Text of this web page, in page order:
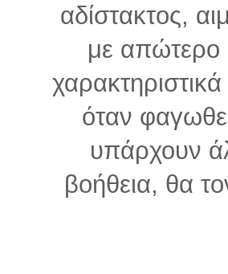
αδίστακτος,
με απώτερο
όταν
υπάρχουν
βοήθεια, θα